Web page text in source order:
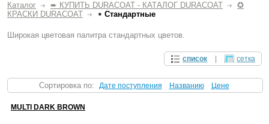
Каталог ➨ КУПИТЬ DURACOAT - КАТАЛОГ DURACOAT
✪
КРАСКИ DURACOAT
⋆ Стандартные
Широкая цветовая палитра стандартных цветов.
список сетка
Сортировка по: Дате поступления Названию Цене
MULTI DARK BROWN